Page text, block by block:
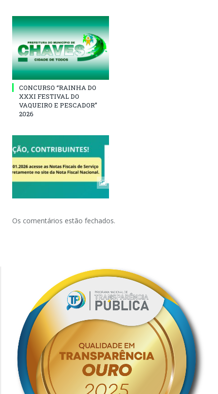
CONCURSO “RAINHA DO
XXXI FESTIVAL DO
VAQUEIRO E PESCADOR”
2026
Os comentários estão fechados.